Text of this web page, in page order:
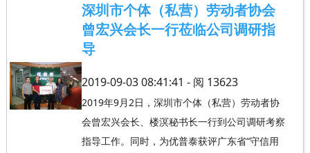
深圳市个体（私营）劳动者协会
曾宏兴会长一行莅临公司调研指
导
2019-09-03 08:41:41 - 阅 13623
2019年9月2日，深圳市个体（私营）劳动者协
会曾宏兴会长、楼溟秘书长一行到公司调研考察
指导工作。同时，为优普泰获评广东省“守信用